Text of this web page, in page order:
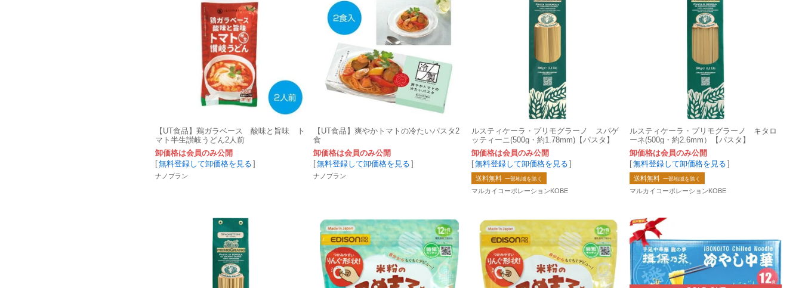
【UT食品】鶏ガラベース 酸味と旨味 ト
マト半生讃岐うどん2人前
卸価格は会員のみ公開
[無料登録して卸価格を見る ]
ナノプラン
【UT食品】爽やかトマトの冷たいパスタ2
食
卸価格は会員のみ公開
[無料登録して卸価格を見る ]
ナノプラン
ルスティケーラ・プリモグラーノ スパゲ
ッティーニ(500g・約1.78mm)【パスタ】
卸価格は会員のみ公開
[無料登録して卸価格を見る ]
送料無料 一部地域を除く
マルカイコーポレーションKOBE
ルスティケーラ・プリモグラーノ キタロ
ーネ(500g・約2.6mm）【パスタ】
卸価格は会員のみ公開
[無料登録して卸価格を見る ]
送料無料 一部地域を除く
マルカイコーポレーションKOBE